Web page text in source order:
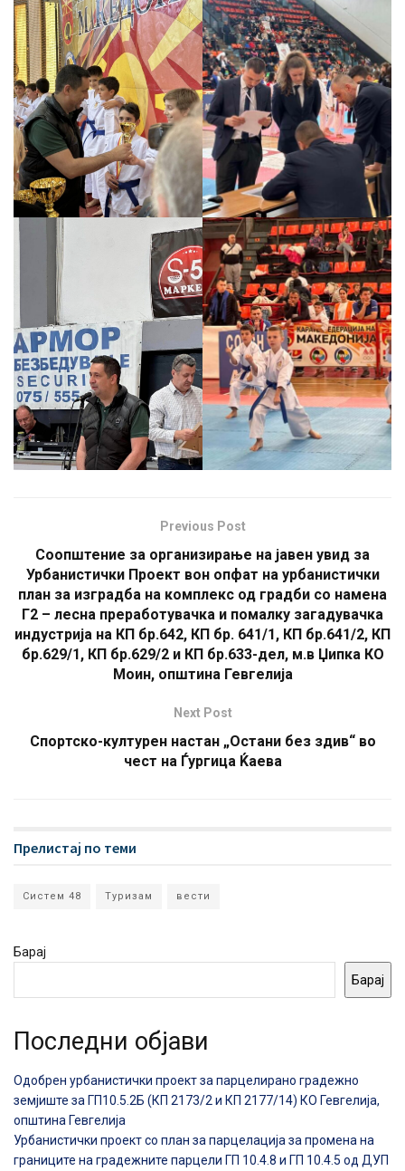
Previous Post
Соопштение за организирање на јавен увид за
Урбанистички Проект вон опфат на урбанистички
план за изградба на комплекс од градби со намена
Г2 – лесна преработувачка и помалку загадувачка
индустрија на КП бр.642, КП бр. 641/1, КП бр.641/2, КП
бр.629/1, КП бр.629/2 и КП бр.633-дел, м.в Џипка КО
Моин, општина Гевгелија
Next Post
Спортско-културен настан „Остани без здив“ во
чест на Ѓургица Ќаева
Прелистај по теми
Систем 48 Туризам вести
Барај
Барај
Последни објави
Одобрен урбанистички проект за парцелирано градежно
земјиште за ГП10.5.2Б (КП 2173/2 и КП 2177/14) КО Гевгелија,
општина Гевгелија
Урбанистички проект со план за парцелација за промена на
границите на градежните парцели ГП 10.4.8 и ГП 10.4.5 од ДУП